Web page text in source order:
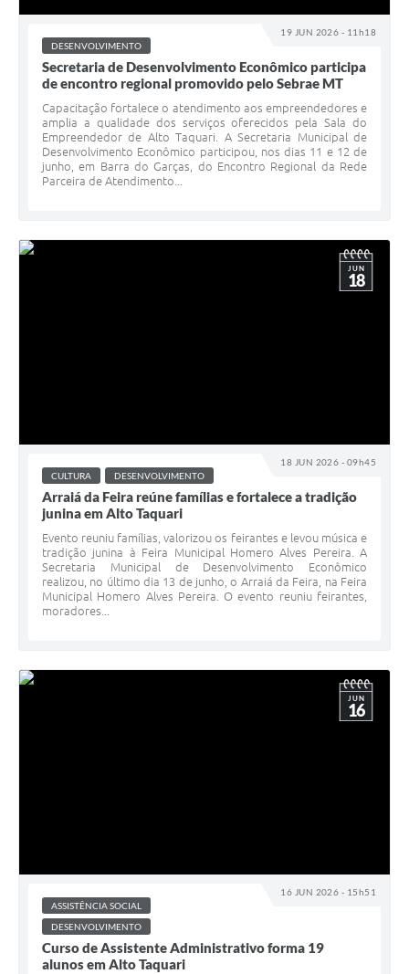
19 JUN 2026 - 11h18
DESENVOLVIMENTO
Secretaria de Desenvolvimento Econômico participa
de encontro regional promovido pelo Sebrae MT
Capacitação fortalece o atendimento aos empreendedores e
amplia a qualidade dos serviços oferecidos pela Sala do
Empreendedor de Alto Taquari. A Secretaria Municipal de
Desenvolvimento Econômico participou, nos dias 11 e 12 de
junho, em Barra do Garças, do Encontro Regional da Rede
Parceira de Atendimento...
18 JUN 2026 - 09h45
JUN
18
CULTURA DESENVOLVIMENTO
Arraiá da Feira reúne famílias e fortalece a tradição
junina em Alto Taquari
Evento reuniu famílias, valorizou os feirantes e levou música e
tradição junina à Feira Municipal Homero Alves Pereira. A
Secretaria Municipal de Desenvolvimento Econômico
realizou, no último dia 13 de junho, o Arraiá da Feira, na Feira
Municipal Homero Alves Pereira. O evento reuniu feirantes,
moradores...
16 JUN 2026 - 15h51
JUN
16
ASSISTÊNCIA SOCIAL
DESENVOLVIMENTO
Curso de Assistente Administrativo forma 19
alunos em Alto Taquari